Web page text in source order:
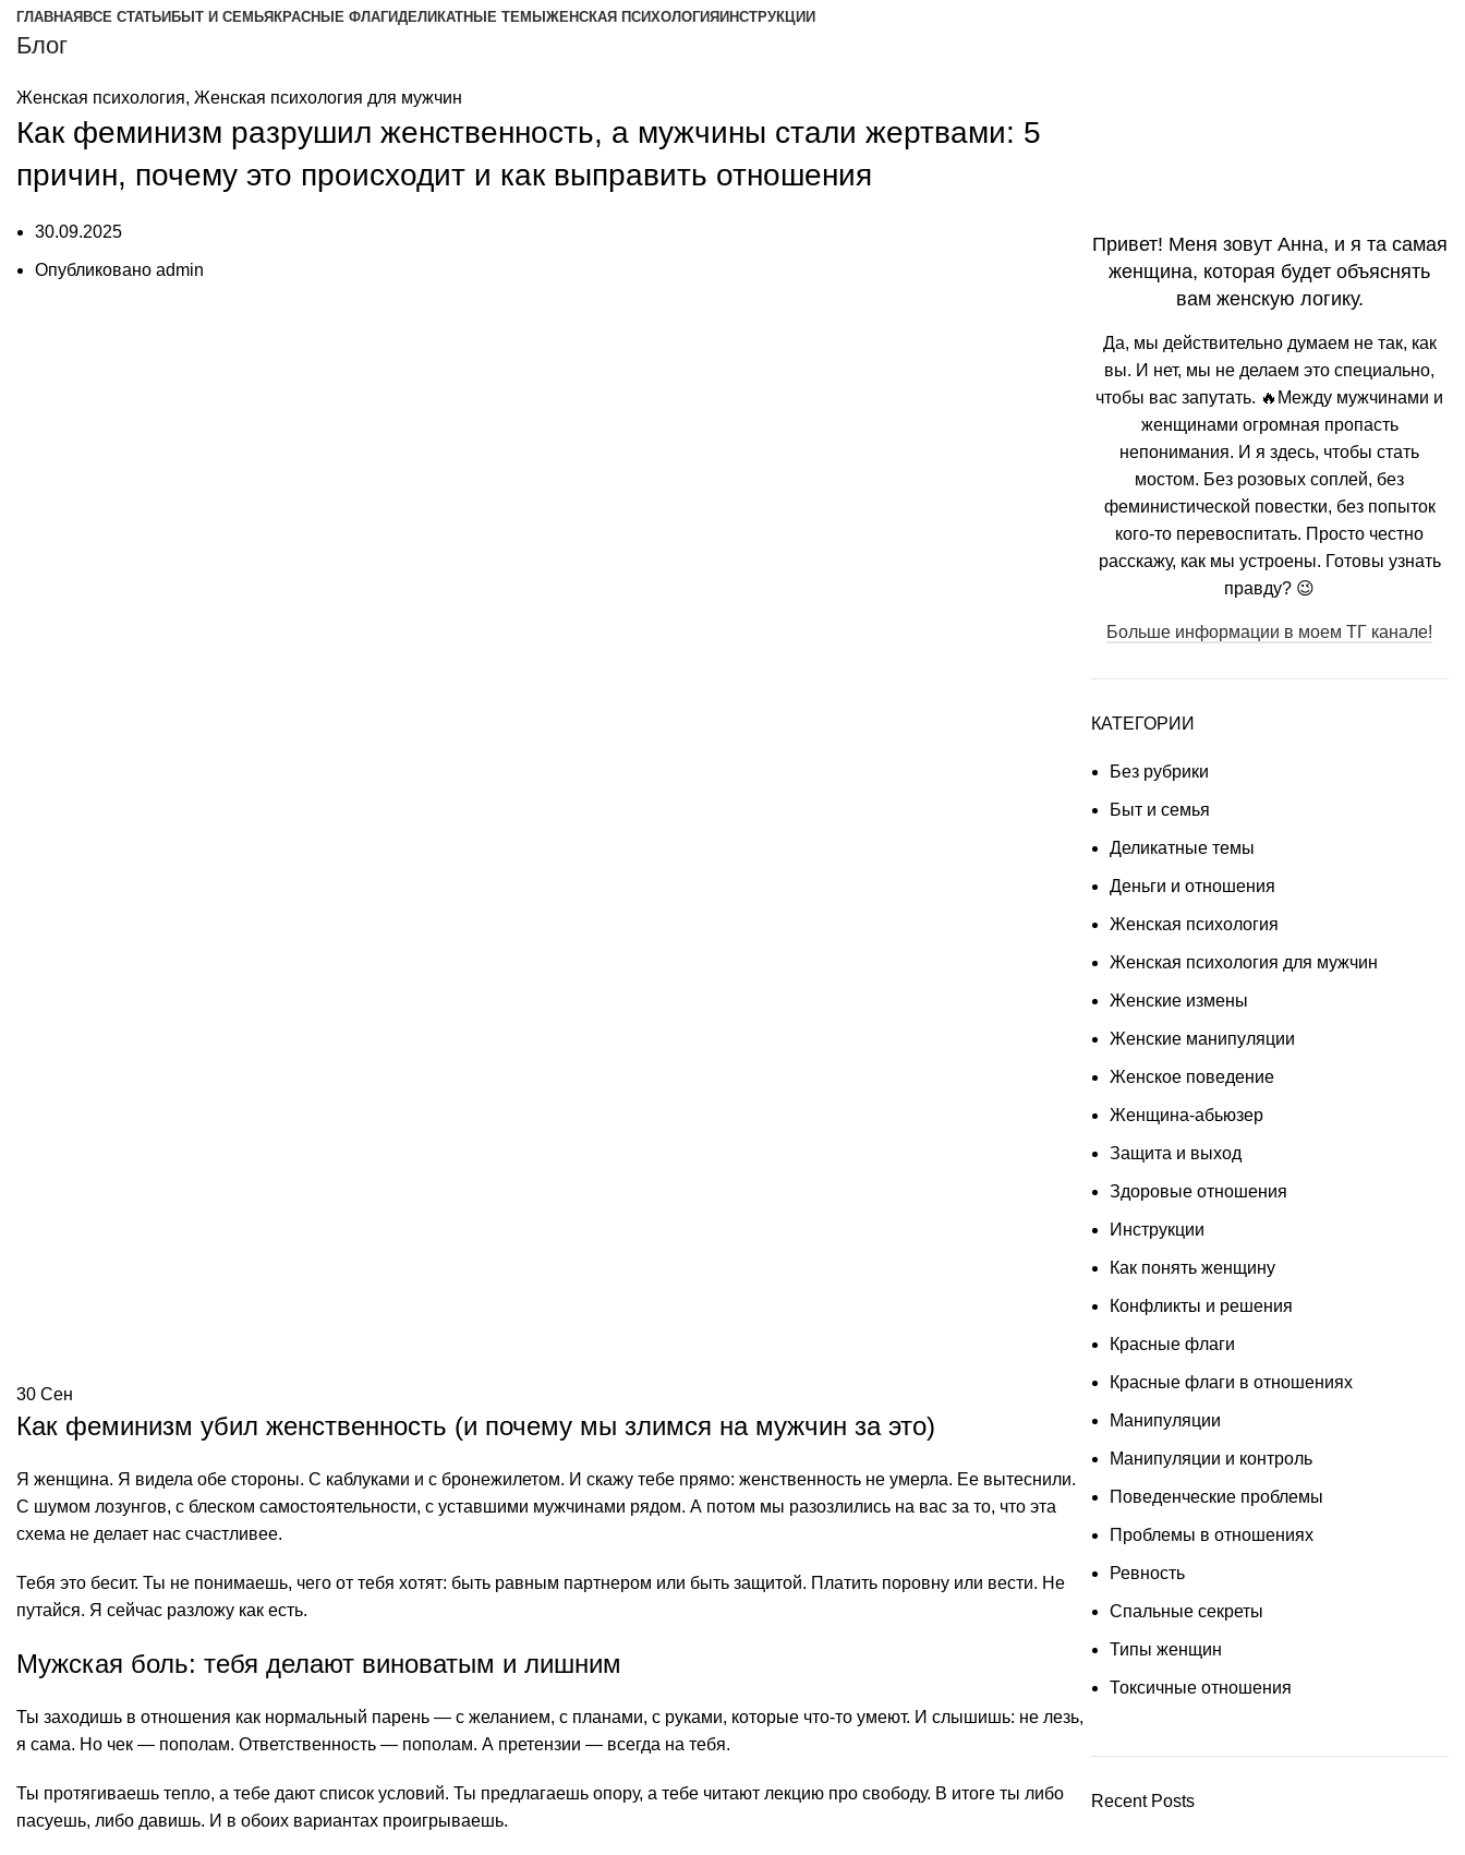
ГЛАВНАЯ ВСЕ СТАТЬИ БЫТ И СЕМЬЯ КРАСНЫЕ ФЛАГИДЕЛИКАТНЫЕ ТЕМЫ ЖЕНСКАЯ ПСИХОЛОГИЯ ИНСТРУКЦИИ
Блог
Женская психология, Женская психология для мужчин
Как феминизм разрушил женственность, а мужчины стали жертвами: 5
причин, почему это происходит и как выправить отношения
30.09.2025
Опубликовано admin
30 Сен
Как феминизм убил женственность (и почему мы злимся на мужчин за это)
Я женщина. Я видела обе стороны. С каблуками и с бронежилетом. И скажу тебе прямо: женственность не умерла. Ее вытеснили.
С шумом лозунгов, с блеском самостоятельности, с уставшими мужчинами рядом. А потом мы разозлились на вас за то, что эта
схема не делает нас счастливее.
Тебя это бесит. Ты не понимаешь, чего от тебя хотят: быть равным партнером или быть защитой. Платить поровну или вести. Не
путайся. Я сейчас разложу как есть.
Мужская боль: тебя делают виноватым и лишним
Ты заходишь в отношения как нормальный парень — с желанием, с планами, с руками, которые что-то умеют. И слышишь: не лезь,
я сама. Но чек — пополам. Ответственность — пополам. А претензии — всегда на тебя.
Ты протягиваешь тепло, а тебе дают список условий. Ты предлагаешь опору, а тебе читают лекцию про свободу. В итоге ты либо
пасуешь, либо давишь. И в обоих вариантах проигрываешь.
Привет! Меня зовут Анна, и я та самая
женщина, которая будет объяснять
вам женскую логику.
Да, мы действительно думаем не так, как
вы. И нет, мы не делаем это специально,
чтобы вас запутать. 🔥Между мужчинами и
женщинами огромная пропасть
непонимания. И я здесь, чтобы стать
мостом. Без розовых соплей, без
феминистической повестки, без попыток
кого-то перевоспитать. Просто честно
расскажу, как мы устроены. Готовы узнать
правду? 😉
Больше информации в моем ТГ канале!
КАТЕГОРИИ
Без рубрики
Быт и семья
Деликатные темы
Деньги и отношения
Женская психология
Женская психология для мужчин
Женские измены
Женские манипуляции
Женское поведение
Женщина-абьюзер
Защита и выход
Здоровые отношения
Инструкции
Как понять женщину
Конфликты и решения
Красные флаги
Красные флаги в отношениях
Манипуляции
Манипуляции и контроль
Поведенческие проблемы
Проблемы в отношениях
Ревность
Спальные секреты
Типы женщин
Токсичные отношения
Recent Posts